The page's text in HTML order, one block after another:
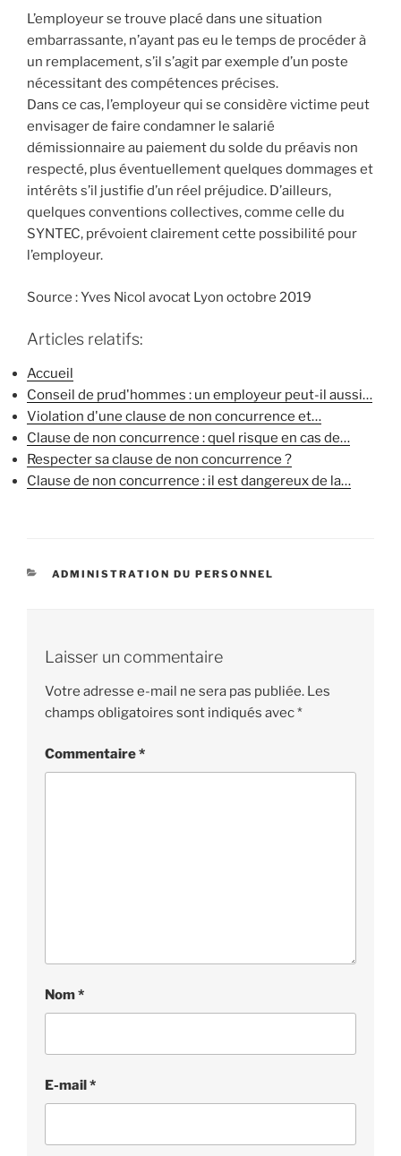
L’employeur se trouve placé dans une situation
embarrassante, n’ayant pas eu le temps de procéder à
un remplacement, s’il s’agit par exemple d’un poste
nécessitant des compétences précises.
Dans ce cas, l’employeur qui se considère victime peut
envisager de faire condamner le salarié
démissionnaire au paiement du solde du préavis non
respecté, plus éventuellement quelques dommages et
intérêts s’il justifie d’un réel préjudice. D’ailleurs,
quelques conventions collectives, comme celle du
SYNTEC, prévoient clairement cette possibilité pour
l’employeur.
Source : Yves Nicol avocat Lyon octobre 2019
Articles relatifs:
Accueil
Conseil de prud'hommes : un employeur peut-il aussi…
Violation d'une clause de non concurrence et…
Clause de non concurrence : quel risque en cas de…
Respecter sa clause de non concurrence ?
Clause de non concurrence : il est dangereux de la…
CATÉGORIES
ADMINISTRATION DU PERSONNEL
Laisser un commentaire
Votre adresse e-mail ne sera pas publiée. Les
champs obligatoires sont indiqués avec*
Commentaire*
Nom*
E-mail*